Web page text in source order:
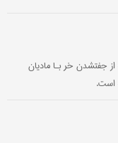
قاطِر، یا اَستر، چهارپای اهلی از راستۀ سم‌داران، که از جفت‎شدن خر بـا مادیان